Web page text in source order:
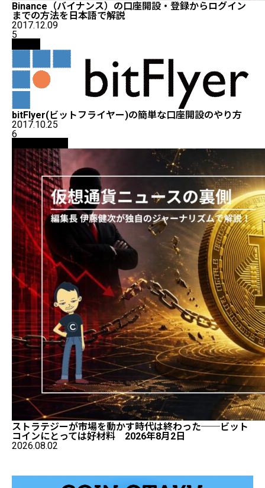
Binance（バイナンス）の口座開設・登録からログイン
までの方法を日本語で解説
2017.12.09
5
bitFlyer(ビットフライヤー)の簡単な口座開設のやり方
2017.10.25
6
ストラテジーが市場を動かす時代は終わった──ビット
コインにとっては好材料 2026年8月2日
2026.08.02